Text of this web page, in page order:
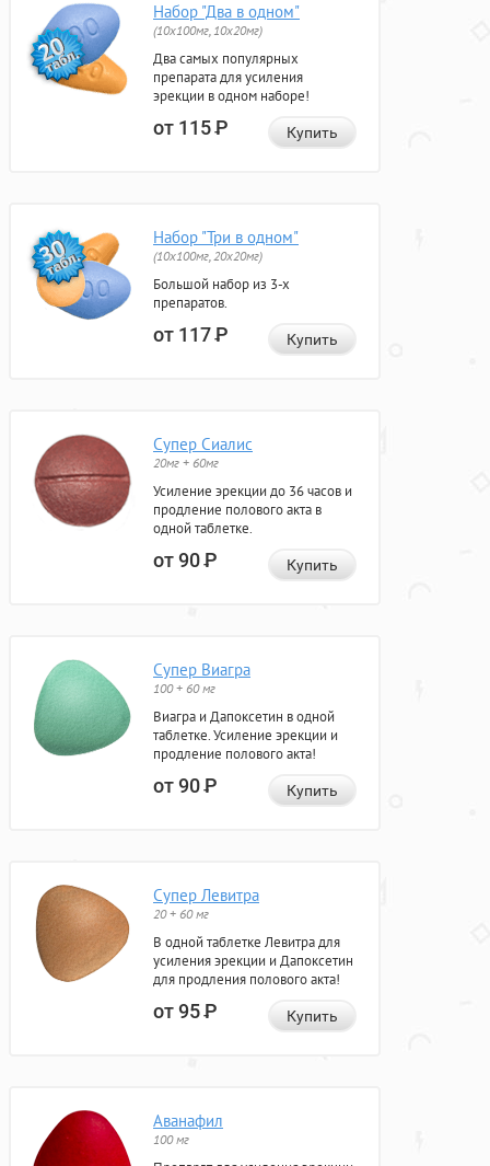
Набор "Два в одном"
(10x100мг, 10x20мг)
Два самых популярных
препарата для усиления
эрекции в одном наборе!
от 115Р Купить
Набор "Три в одном"
(10x100мг, 20x20мг)
Большой набор из 3-х
препаратов.
от 117Р Купить
Супер Сиалис
20мг + 60мг
Усиление эрекции до 36 часов и
продление полового акта в
одной таблетке.
от 90Р Купить
Супер Виагра
100 + 60 мг
Виагра и Дапоксетин в одной
таблетке. Усиление эрекции и
продление полового акта!
от 90Р Купить
Супер Левитра
20 + 60 мг
В одной таблетке Левитра для
усиления эрекции и Дапоксетин
для продления полового акта!
от 95Р Купить
Аванафил
100 мг